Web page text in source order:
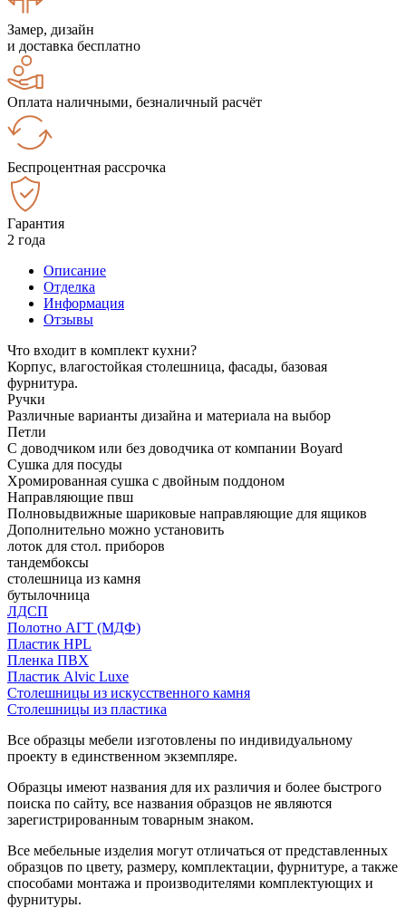
Замер, дизайн
и доставка бесплатно
Оплата наличными, безналичный расчёт
Беспроцентная рассрочка
Гарантия
2 года
Описание
Отделка
Информация
Отзывы
Что входит в комплект кухни?
Корпус, влагостойкая столешница, фасады, базовая
фурнитура.
Ручки
Различные варианты дизайна и материала на выбор
Петли
С доводчиком или без доводчика от компании Boyard
Сушка для посуды
Хромированная сушка с двойным поддоном
Направляющие пвш
Полновыдвижные шариковые направляющие для ящиков
Дополнительно можно установить
лоток для стол. приборов
тандембоксы
столешница из камня
бутылочница
ЛДСП
Полотно АГТ (МДФ)
Пластик HPL
Пленка ПВХ
Пластик Alvic Luxe
Столешницы из искусственного камня
Столешницы из пластика
Все образцы мебели изготовлены по индивидуальному
проекту в единственном экземпляре.
Образцы имеют названия для их различия и более быстрого
поиска по сайту, все названия образцов не являются
зарегистрированным товарным знаком.
Все мебельные изделия могут отличаться от представленных
образцов по цвету, размеру, комплектации, фурнитуре, а также
способами монтажа и производителями комплектующих и
фурнитуры.